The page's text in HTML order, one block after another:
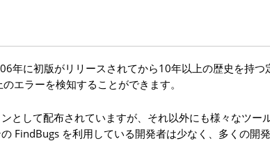
に初版がリリースされてから10年以上の歴史を持つ
エラーを検知することができます。
として配布されていますが、それ以外にも様々なツー
FindBugs を利用している開発者は少なく、多くの開